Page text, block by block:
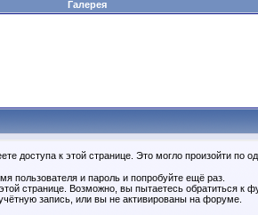
Галерея
доступа к этой странице. Это могло произойти по
пользователя и пароль и попробуйте ещё раз.
странице. Возможно, вы пытаетесь обратиться к
запись, или вы не активированы на форуме.